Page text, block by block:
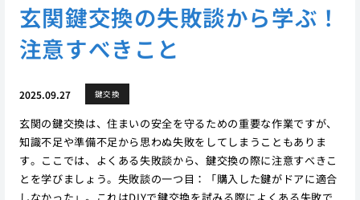
玄関鍵交換の失敗談から学ぶ！
注意すべきこと
2025.09.27 鍵交換
玄関の鍵交換は、住まいの安全を守るための重要な作業ですが、
知識不足や準備不足から思わぬ失敗をしてしまうこともありま
す。ここでは、よくある失敗談から、鍵交換の際に注意すべきこ
とを学びましょう。失敗談の一つ目：「購入した鍵がドアに適合